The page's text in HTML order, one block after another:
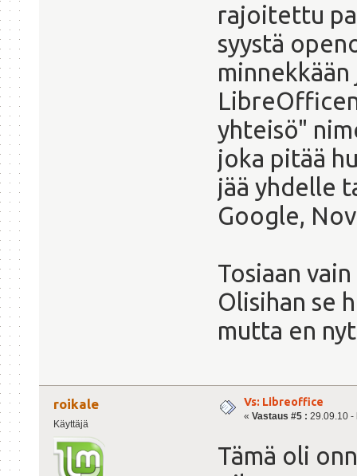
rajoitettu
syystä
yhteisö"
joka pitää
jää yhdelle
Google,
Tosiaan
Olisihan se
mutta en
roikale
Käyttäjä
Vs: Libreoffice
« Vastaus #5 : 29.09.10 -
Tämä oli